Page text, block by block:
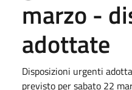
marzo -
adottate
Disposizioni urgenti
previsto per sabato 22